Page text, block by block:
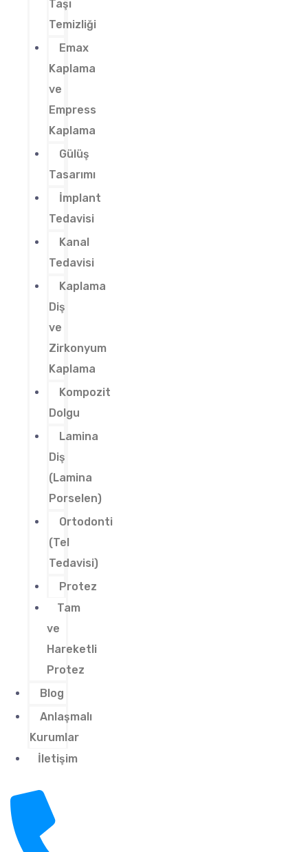
Taşı
Temizliği
Emax
Kaplama
ve
Empress
Kaplama
Gülüş
Tasarımı
İmplant
Tedavisi
Kanal
Tedavisi
Kaplama
Diş
ve
Zirkonyum
Kaplama
Kompozit
Dolgu
Lamina
Diş
(Lamina
Porselen)
Ortodonti
(Tel
Tedavisi)
Protez
Tam
ve
Hareketli
Protez
Blog
Anlaşmalı
Kurumlar
İletişim